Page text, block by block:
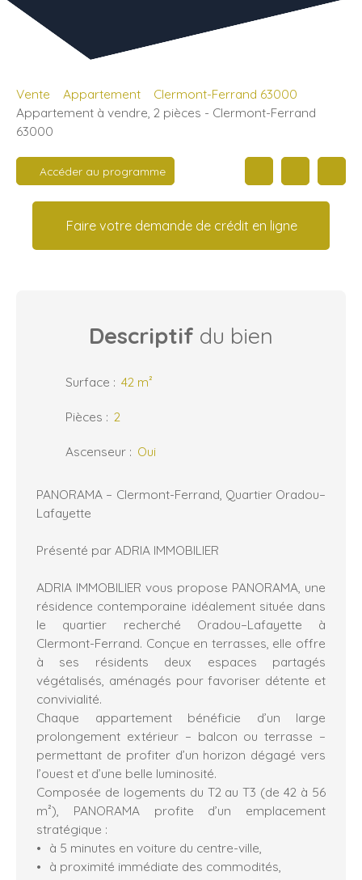
Vente Appartement
Clermont-Ferrand 63000
Appartement à vendre, 2 pièces - Clermont-Ferrand
63000
Accéder au programme
Faire votre demande de crédit en ligne
Descriptif du bien
Surface : 42 m²
Pièces : 2
Ascenseur : Oui
PANORAMA – Clermont-Ferrand, Quartier Oradou–
Lafayette
Présenté par ADRIA IMMOBILIER
ADRIA IMMOBILIER vous propose PANORAMA, une
résidence contemporaine idéalement située dans
le quartier recherché Oradou–Lafayette à
Clermont-Ferrand. Conçue en terrasses, elle offre
à ses résidents deux espaces partagés
végétalisés, aménagés pour favoriser détente et
convivialité.
Chaque appartement bénéficie d’un large
prolongement extérieur – balcon ou terrasse –
permettant de profiter d’un horizon dégagé vers
l’ouest et d’une belle luminosité.
Composée de logements du T2 au T3 (de 42 à 56
m²), PANORAMA profite d’un emplacement
stratégique :
à 5 minutes en voiture du centre-ville,
à proximité immédiate des commodités,